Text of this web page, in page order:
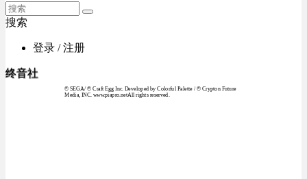
搜索
登录 / 注册
终音社
© SEGA / © Craft Egg Inc. Developed by Colorful Palette / © Crypton Future
Media, INC. www.piapro.netAll rights reserved.